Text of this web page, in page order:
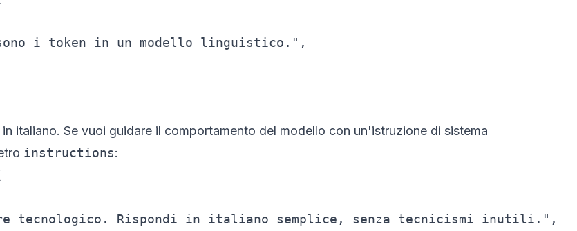
i token in un modello linguistico.",
italiano. Se vuoi guidare il comportamento del modello con un'istruzione di sistema
instructions:
tecnologico. Rispondi in italiano semplice, senza tecnicismi inutili.",